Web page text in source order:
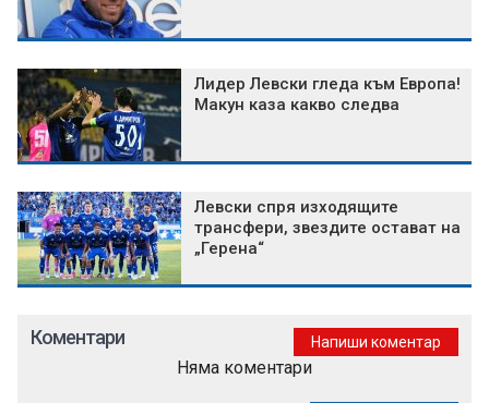
Лидер Левски гледа към Европа!
Макун каза какво следва
Левски спря изходящите
трансфери, звездите остават на
„Герена“
Коментари Напиши коментар
Няма коментари